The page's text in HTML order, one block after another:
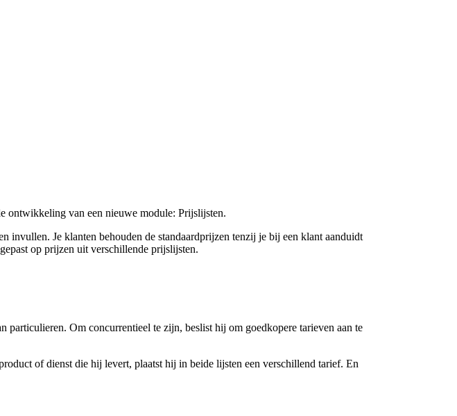
ontwikkeling van een nieuwe module: Prijslijsten.
invullen. Je klanten behouden de standaardprijzen tenzij je bij een klant aanduidt
op prijzen uit verschillende prijslijsten.
Om concurrentieel te zijn, beslist hij om goedkopere tarieven aan te
of dienst die hij levert, plaatst hij in beide lijsten een verschillend tarief. En